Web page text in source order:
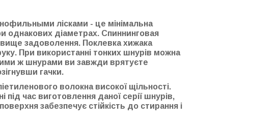
лісками - це мінімальна
однакових діаметрах. Спиннинговая
задоволення. Поклевка хижака
При використанні тонких шнурів можна
ж шнурами ви завжди врятуєте
гачки.
волокна високої щільності.
під час виготовлення даної серії шнурів,
забезпечує стійкість до стирання і